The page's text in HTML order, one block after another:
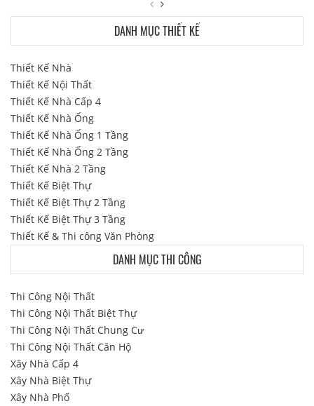
DANH MỤC THIẾT KẾ
Thiết Kế Nhà
Thiết Kế Nội Thất
Thiết Kế Nhà Cấp 4
Thiết Kế Nhà Ống
Thiết Kế Nhà Ống 1 Tầng
Thiết Kế Nhà Ống 2 Tầng
Thiết Kế Nhà 2 Tầng
Thiết Kế Biệt Thự
Thiết Kế Biệt Thự 2 Tầng
Thiết Kế Biệt Thự 3 Tầng
Thiết Kế & Thi công Văn Phòng
DANH MỤC THI CÔNG
Thi Công Nội Thất
Thi Công Nội Thất Biệt Thự
Thi Công Nội Thất Chung Cư
Thi Công Nội Thất Căn Hộ
Xây Nhà Cấp 4
Xây Nhà Biệt Thự
Xây Nhà Phố